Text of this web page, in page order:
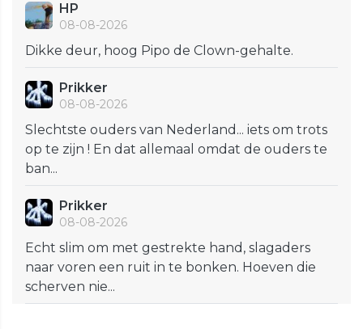
HP
08-08-2026
Dikke deur, hoog Pipo de Clown-gehalte.
Prikker
08-08-2026
Slechtste ouders van Nederland... iets om trots
op te zijn ! En dat allemaal omdat de ouders te
ban...
Prikker
08-08-2026
Echt slim om met gestrekte hand, slagaders
naar voren een ruit in te bonken. Hoeven die
scherven nie...